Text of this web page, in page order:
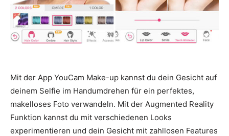
Mit der App YouCam Make-up kannst du dein Gesicht auf
deinem Selfie im Handumdrehen für ein perfektes,
makelloses Foto verwandeln. Mit der Augmented Reality
Funktion kannst du mit verschiedenen Looks
experimentieren und dein Gesicht mit zahllosen Features